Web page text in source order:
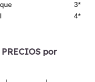
3*
4*
por